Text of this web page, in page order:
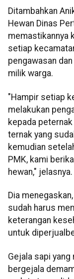
Ditambahkan
Hewan Dinas
memastikannya
setiap
pengawasan
milik warga.
"Hampir setiap
melakukan
kepada
ternak yang
kemudian
PMK, kami
hewan," jelasnya.
Dia
sudah harus
keterangan
untuk
Gejala sapi yang
bergejala